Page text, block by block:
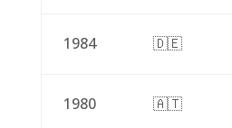
1984 🇩🇪
1980 🇦🇹